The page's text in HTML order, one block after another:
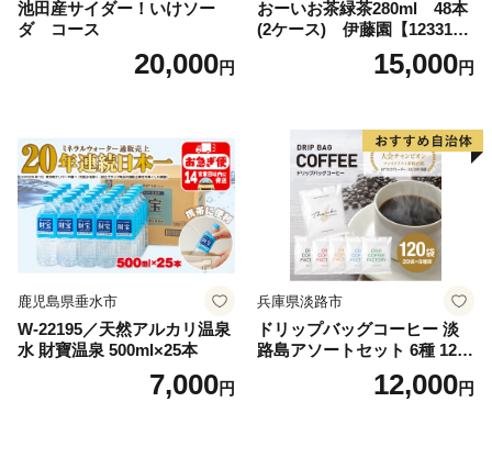
池田産サイダー！いけソー
ダ コース
20,000円
おーいお茶緑茶280ml 48本
(2ケース) 伊藤園【123317
15,000円
鹿児島県垂水市
W-22195／天然アルカリ温泉
水 財寶温泉 500ml×25本
7,000円
兵庫県淡路市
ドリップバッグコーヒー 淡
路島アソートセット 6種 120
袋 飲み比べ コーヒー
12,000円